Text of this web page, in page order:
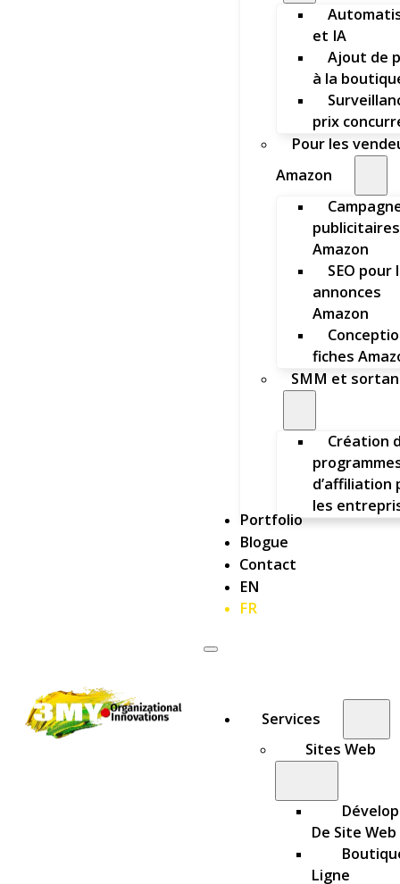
et IA
Ajout de
à la
prix
Pour les
Amazon
publicitaires
Amazon
SEO pour
annonces
Amazon
fiches
SMM et
Création
d’affiliation
les
Portfolio
Blogue
Contact
EN
FR
Services
Sites Web
De Site Web
Ligne